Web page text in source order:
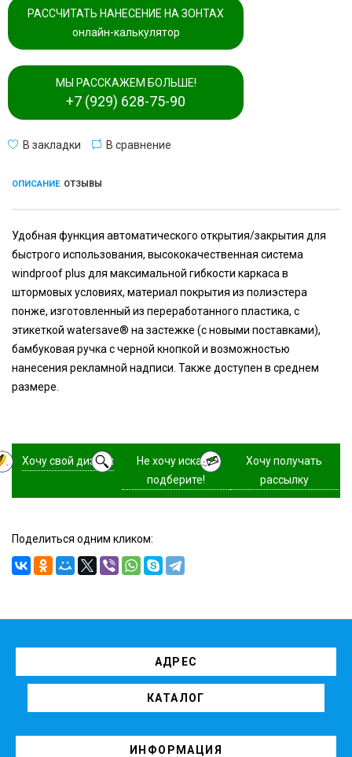
РАССЧИТАТЬ НАНЕСЕНИЕ НА ЗОНТАХ
онлайн-калькулятор
МЫ РАССКАЖЕМ БОЛЬШЕ!
+7 (929) 628-75-90
В закладки В сравнение
ОПИСАНИЕ ОТЗЫВЫ
Удобная функция автоматического открытия/закрытия для
быстрого использования, высококачественная система
windproof plus для максимальной гибкости каркаса в
штормовых условиях, материал покрытия из полиэстера
понже, изготовленный из переработанного пластика, с
этикеткой watersave® на застежке (с новыми поставками),
бамбуковая ручка с черной кнопкой и возможностью
нанесения рекламной надписи. Также доступен в среднем
размере.
Хочу свой дизайн
Не хочу искать,
подберите!
Хочу получать
рассылку
Поделиться одним кликом:
АДРЕС
КАТАЛОГ
ИНФОРМАЦИЯ